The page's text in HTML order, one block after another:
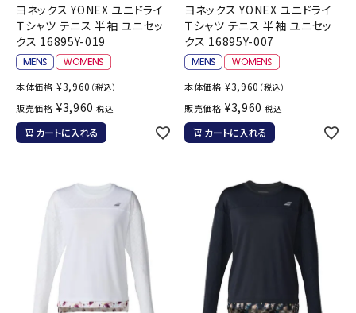
ヨネックス YONEX ユニドライ
Ｔシャツ テニス 半袖 ユニセッ
クス 16895Y-019
本体価格 ¥3,960 （税込）
販売価格 ¥3,960 税込
カートに入れる
ヨネックス YONEX ユニドライ
Ｔシャツ テニス 半袖 ユニセッ
クス 16895Y-007
本体価格 ¥3,960 （税込）
販売価格 ¥3,960 税込
カートに入れる